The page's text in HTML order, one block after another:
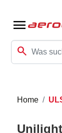
menu
search
Home